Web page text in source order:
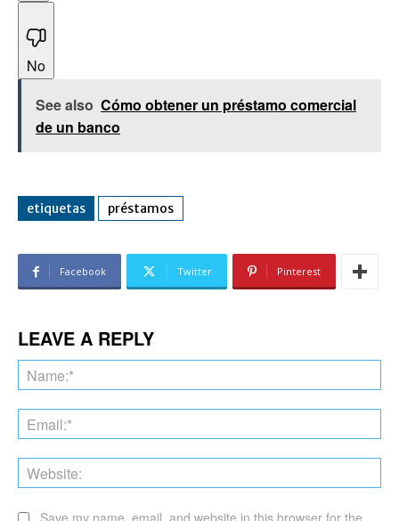
No
See also Cómo obtener un préstamo comercial
de un banco
etiquetas préstamos
Facebook Twitter Pinterest
LEAVE A REPLY
Save my name, email, and website in this browser for the